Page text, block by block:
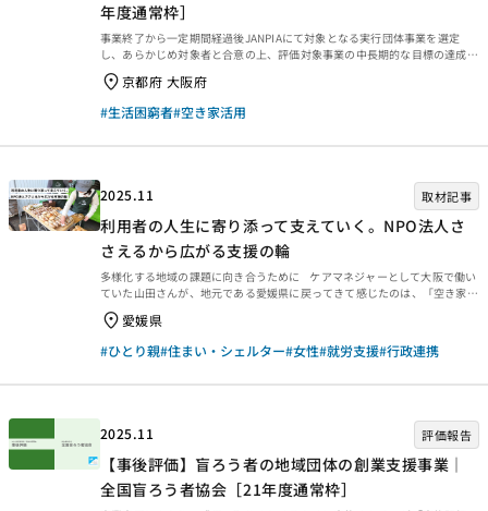
年度通常枠］
事業終了から一定期間経過後JANPIAにて対象となる実行団体事業を選定
し、あらかじめ対象者と合意の上、評価対象事業の中長期的な目標の達成や
波及効果などの確認、事業の価値の再発見のため外部評価者とJANPIAおよ
び資金分配団体による「協働型評価」である追跡評価を実施しています。今
回は、2019年度通常枠【空き家等の築古物件を活用した住宅困難者への住
宅供給事業｜Rennovater 株式会社】の追跡評価報告書をご紹介します。ぜ
対象となる実行団体事業を選定し、あらかじめ対象者と合意の上で行われま
京都府 大阪府
#生活困窮者#空き家活用
2025.11 取材記事
利用者の人生に寄り添って支えていく。NPO法人さ
さえるから広がる支援の輪
多様化する地域の課題に向き合うために ケアマネジャーとして大阪で働い
ていた山田さんが、地元である愛媛県に戻ってきて感じたのは、「空き家と
独居高齢者の多さ」だったといいます。ひとり暮らしの高齢者の在宅支援を
する中で、ケアマネジャーとしての職務の範疇を超えた「シャドーワーク」
の存在に課題を感じていました。 山田洋子さん（以下、山田）「私はケア
マネジャーとして、ひとり暮らしの高齢者の在宅支援をしていたのですが、
どがとても大変だった経験があって。こうした業務を、ケアマネジャーだけ
愛媛県
#ひとり親#住まい・シェルター#女性#就労支援#行政連携
2025.11 評価報告
【事後評価】盲ろう者の地域団体の創業支援事業｜
全国盲ろう者協会［21年度通常枠］